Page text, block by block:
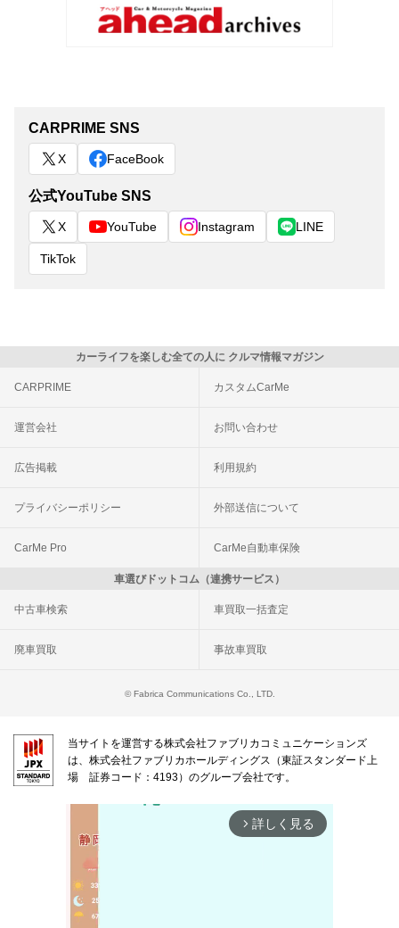
CARPRIME SNS
X FaceBook
公式YouTube SNS
X YouTube Instagram LINE
TikTok
カーライフを楽しむ全ての人に クルマ情報マガジン
CARPRIME カスタムCarMe
運営会社 お問い合わせ
広告掲載 利用規約
プライバシーポリシー 外部送信について
CarMe Pro CarMe自動車保険
車選びドットコム（連携サービス）
中古車検索 車買取一括査定
廃車買取 事故車買取
© Fabrica Communications Co., LTD.
当サイトを運営する株式会社ファブリカコミュニケーションズ
は、株式会社ファブリカホールディングス（東証スタンダード上
場 証券コード：4193）のグループ会社です。
arrow_forward_ios 詳しく見る